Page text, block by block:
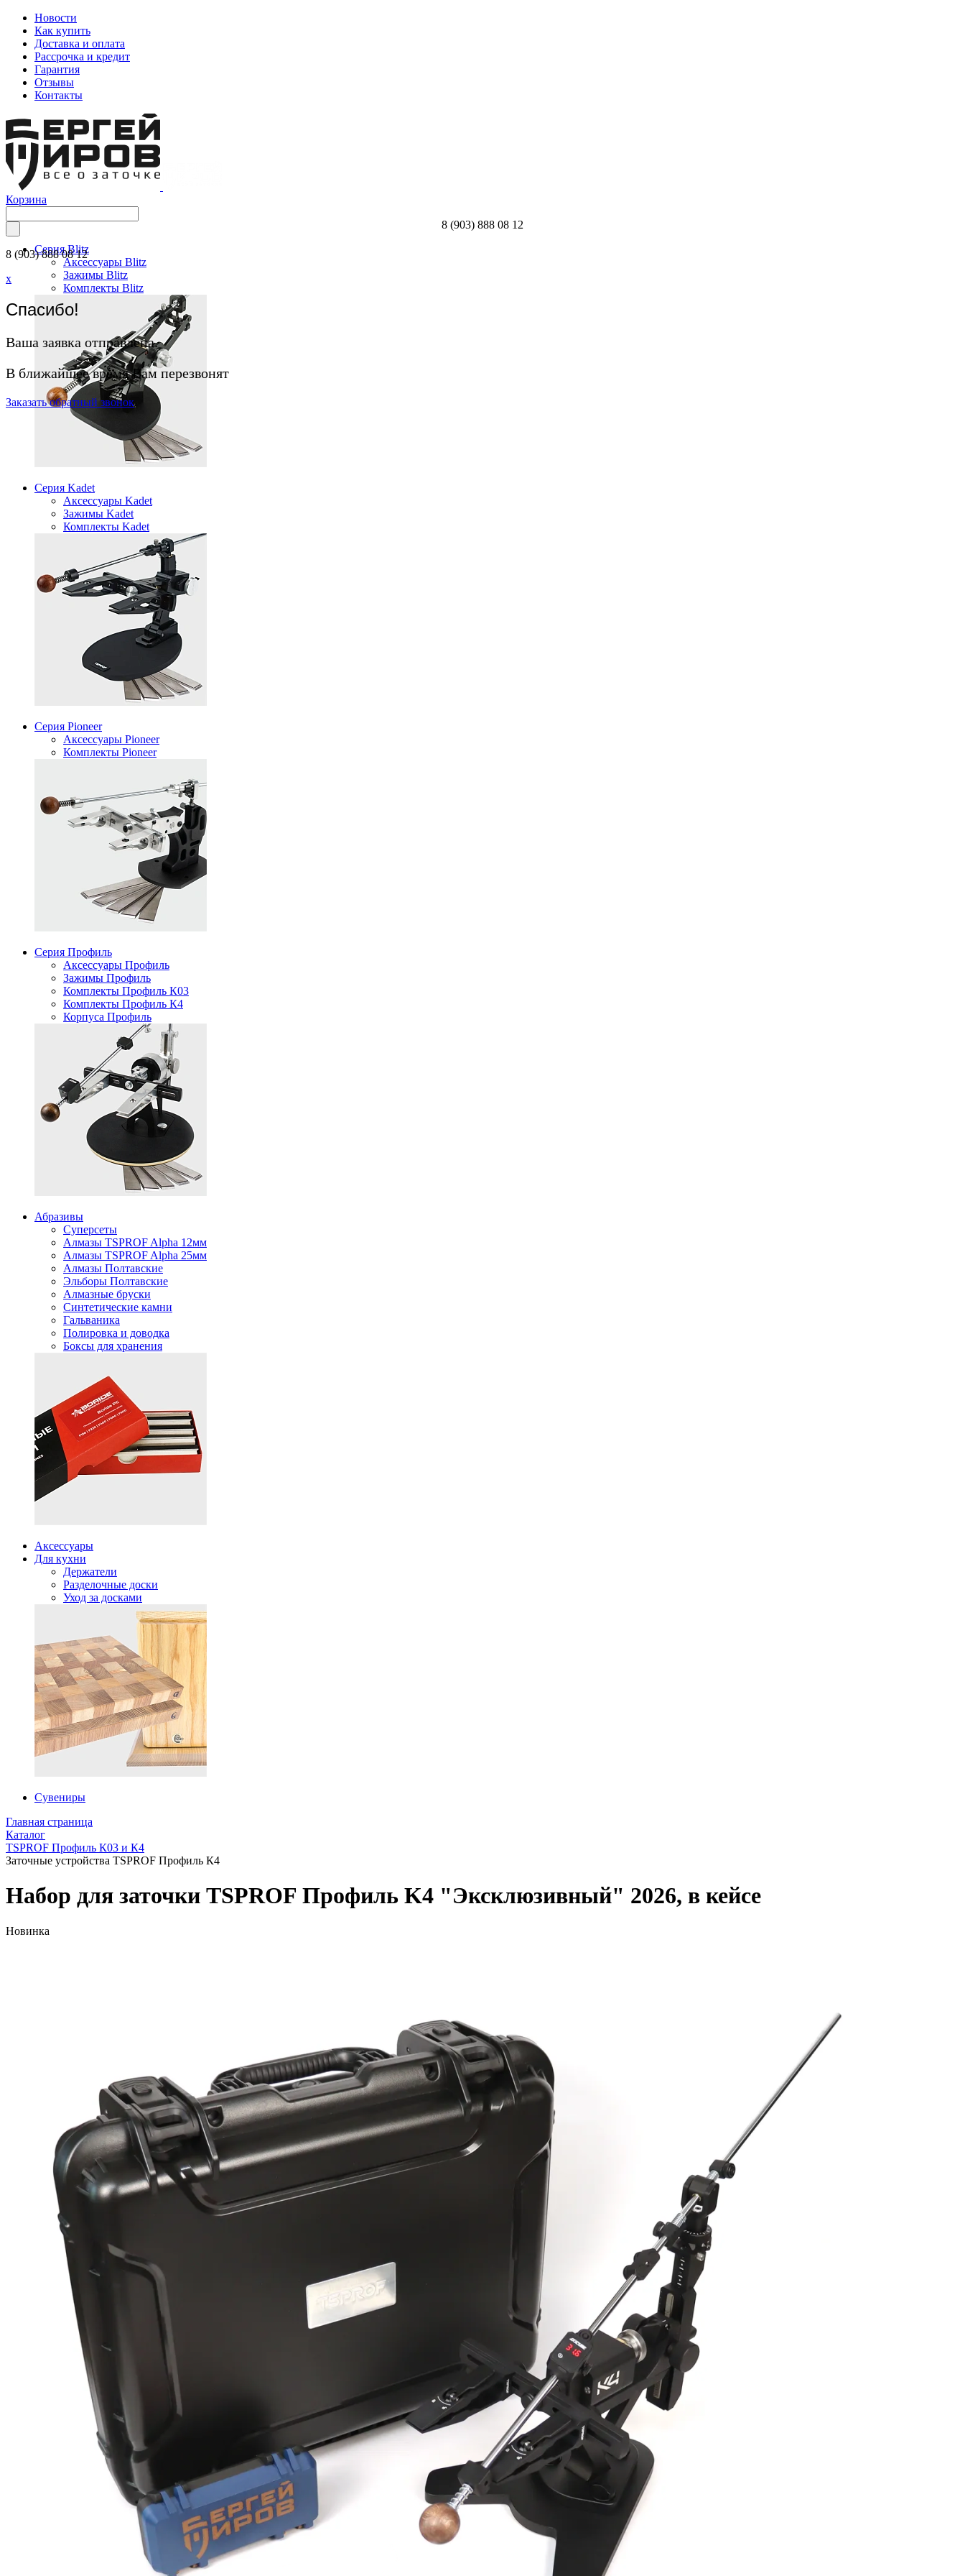
Новости
Как купить
Доставка и оплата
Рассрочка и кредит
Гарантия
Отзывы
Контакты
Корзина
8 (903) 888 08 12
x
Спасибо!
Ваша заявка отправлена.
В ближайшее время Вам перезвонят
Заказатьобратный звонок
8 (903) 888 08 12
Серия Blitz
Аксессуары Blitz
Зажимы Blitz
Комплекты Blitz
Серия Kadet
Аксессуары Kadet
Зажимы Kadet
Комплекты Kadet
Серия Pioneer
Аксессуары Pioneer
Комплекты Pioneer
Серия Профиль
Аксессуары Профиль
Зажимы Профиль
Комплекты Профиль К03
Комплекты Профиль К4
Корпуса Профиль
Абразивы
Суперсеты
Алмазы TSPROF Alpha 12мм
Алмазы TSPROF Alpha 25мм
Алмазы Полтавские
Эльборы Полтавские
Алмазные бруски
Синтетические камни
Гальваника
Полировка и доводка
Боксы для хранения
Аксессуары
Для кухни
Держатели
Разделочные доски
Уход за досками
Сувениры
Главная страница
Каталог
TSPROF Профиль К03 и К4
Заточные устройства TSPROF Профиль К4
Набор для заточки TSPROF Профиль K4 "Эксклюзивный" 2026, в кейсе
Новинка